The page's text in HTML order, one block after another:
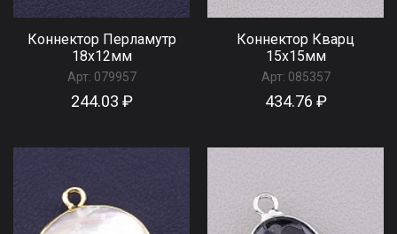
Коннектор Перламутр
18x12мм
Арт: 079957
244.03 ₽
Коннектор Кварц
15x15мм
Арт: 085357
434.76 ₽